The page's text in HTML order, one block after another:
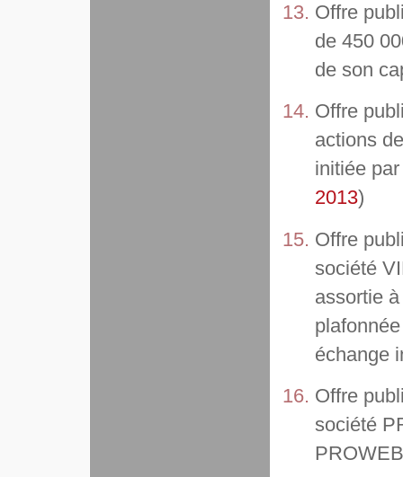
Offre
de 450
de son
Offre
actions
initiée
2013)
Offre
société
assortie
échange
Offre
société